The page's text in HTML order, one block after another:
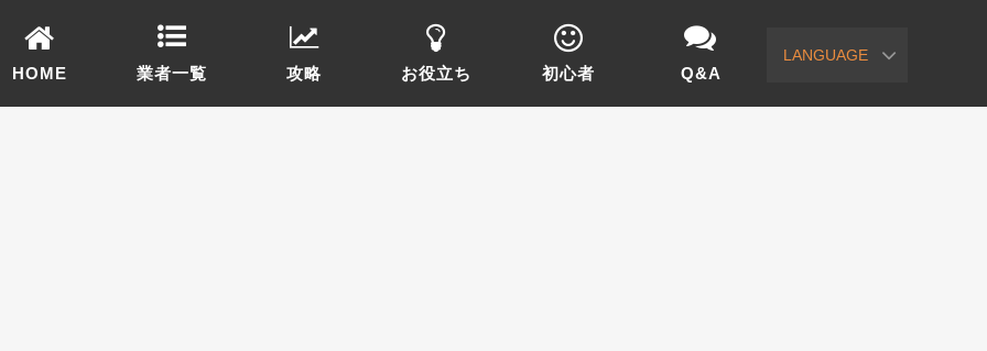
LANGUAGE
HOME 業者一覧 攻略 お役立ち 初心者 Q&A